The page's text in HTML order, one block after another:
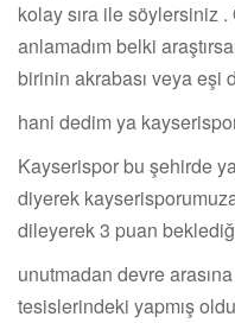
kolay sıra ile söylersiniz .
anlamadım belki
birinin akrabası veya eşi
hani dedim ya
Kayserispor bu şehirde
diyerek
dileyerek 3 puan
unutmadan devre
tesislerindeki yapmış